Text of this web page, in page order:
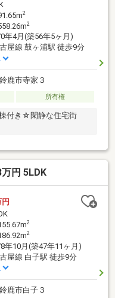
2
2
年4月(築56年5ヶ月)
屋線 鼓ヶ浦駅 徒歩9分
鹿市寺家３
所有権
付き☆閑静な住宅街
円 5LDK
2
2
年10月(築47年11ヶ月)
屋線 白子駅 徒歩9分
鹿市白子３